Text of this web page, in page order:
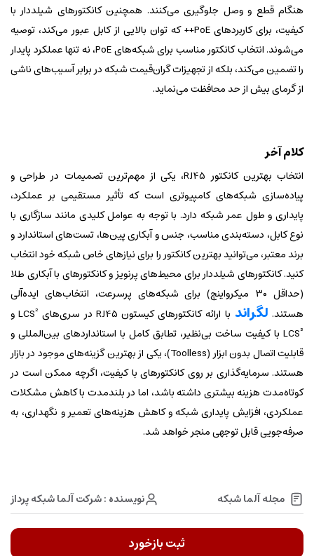
هنگام قطع و وصل جلوگیری می‌کنند. همچنین کانکتورهای شیلددار با
کیفیت، برای کاربردهای PoE++ که توان بالایی از کابل عبور می‌کند، توصیه
می‌شوند. انتخاب کانکتور مناسب برای شبکه‌های PoE، نه تنها عملکرد پایدار
را تضمین می‌کند، بلکه از تجهیزات گران‌قیمت شبکه در برابر آسیب‌های ناشی
از گرمای بیش از حد محافظت می‌نماید.
کلام آخر
انتخاب بهترین کانکتور RJ45، یکی از مهم‌ترین تصمیمات در طراحی و
پیاده‌سازی شبکه‌های کامپیوتری است که تأثیر مستقیمی بر عملکرد،
پایداری و طول عمر شبکه دارد. با توجه به عوامل کلیدی مانند سازگاری با
نوع کابل، دسته‌بندی مناسب، جنس و آبکاری پین‌ها، تست‌های استاندارد و
برند معتبر، می‌توانید بهترین کانکتور را برای نیازهای خاص شبکه خود انتخاب
کنید. کانکتورهای شیلددار برای محیط‌های پرنویز و کانکتورهای با آبکاری طلا
(حداقل ۳۰ میکرواینچ) برای شبکه‌های پرسرعت، انتخاب‌های ایده‌آلی
هستند. لگراند
با ارائه کانکتورهای کیستون RJ45 در سری‌های LCS² و
LCS³ با کیفیت ساخت بی‌نظیر، تطابق کامل با استانداردهای بین‌المللی و
قابلیت اتصال بدون ابزار (Toolless)، یکی از بهترین گزینه‌های موجود در بازار
هستند. سرمایه‌گذاری بر روی کانکتورهای با کیفیت، اگرچه ممکن است در
کوتاه‌مدت هزینه بیشتری داشته باشد، اما در بلندمدت با کاهش مشکلات
عملکردی، افزایش پایداری شبکه و کاهش هزینه‌های تعمیر و نگهداری، به
صرفه‌جویی قابل توجهی منجر خواهد شد.
مجله آلما شبکه نویسنده : شرکت آلما شبکه پرداز
ثبت بازخورد